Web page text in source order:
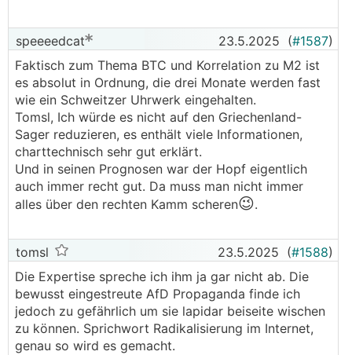
speeeedcat 23.5.2025 (#1587)
Faktisch zum Thema BTC und Korrelation zu M2 ist
es absolut in Ordnung, die drei Monate werden fast
wie ein Schweitzer Uhrwerk eingehalten.
Tomsl, Ich würde es nicht auf den Griechenland-
Sager reduzieren, es enthält viele Informationen,
charttechnisch sehr gut erklärt.
Und in seinen Prognosen war der Hopf eigentlich
auch immer recht gut. Da muss man nicht immer
alles über den rechten Kamm scheren😉.
tomsl 23.5.2025 (#1588)
Die Expertise spreche ich ihm ja gar nicht ab. Die
bewusst eingestreute AfD Propaganda finde ich
jedoch zu gefährlich um sie lapidar beiseite wischen
zu können. Sprichwort Radikalisierung im Internet,
genau so wird es gemacht.